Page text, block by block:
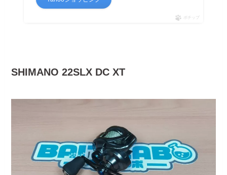
ポチップ
SHIMANO 22SLX DC XT